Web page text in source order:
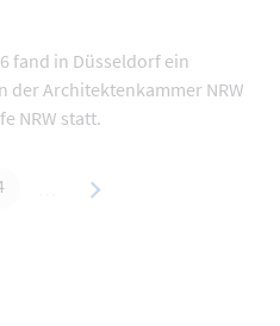
fand in Düsseldorf ein
der Architektenkammer NRW
NRW statt.
nächste